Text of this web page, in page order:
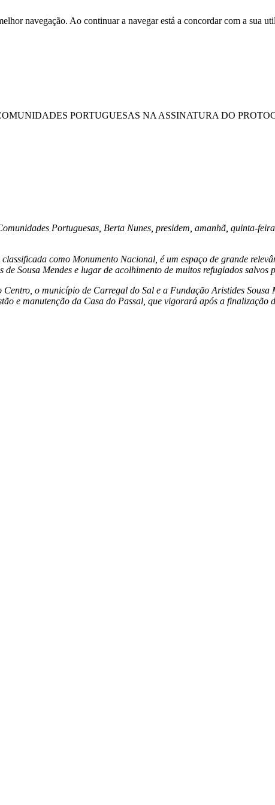
navegação. Ao continuar a navegar está a concordar com a sua
PORTUGUESAS NA ASSINATURA DO
Portuguesas, Berta Nunes, presidem, amanhã, quinta-
como Monumento Nacional, é um espaço de grande
Sousa Mendes e lugar de acolhimento de muitos refugiados salvos
o município de Carregal do Sal e a Fundação Aristides
e manutenção da Casa do Passal, que vigorará após a finalização